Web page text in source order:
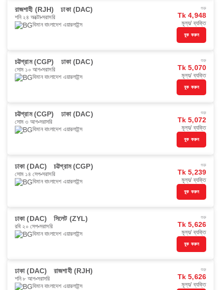
রাজশাহী (RJH) ঢাকা (DAC)
শনি ২৪ অক্টো সরাসরি
বিমান বাংলাদেশ এয়ারলাইন্স
শুরু
Tk 4,948
মূল্য/ ব্যক্তি
বুক করুন
চট্টগ্রাম (CGP) ঢাকা (DAC)
সোম ১০ আগ সরাসরি
বিমান বাংলাদেশ এয়ারলাইন্স
শুরু
Tk 5,070
মূল্য/ ব্যক্তি
বুক করুন
চট্টগ্রাম (CGP) ঢাকা (DAC)
সোম ৩ আগ সরাসরি
বিমান বাংলাদেশ এয়ারলাইন্স
শুরু
Tk 5,072
মূল্য/ ব্যক্তি
বুক করুন
ঢাকা (DAC) চট্টগ্রাম (CGP)
সোম ১৪ সেপ সরাসরি
বিমান বাংলাদেশ এয়ারলাইন্স
শুরু
Tk 5,239
মূল্য/ ব্যক্তি
বুক করুন
ঢাকা (DAC) সিলেট (ZYL)
রবি ২০ সেপ সরাসরি
বিমান বাংলাদেশ এয়ারলাইন্স
শুরু
Tk 5,626
মূল্য/ ব্যক্তি
বুক করুন
ঢাকা (DAC) রাজশাহী (RJH)
শনি ৮ আগ সরাসরি
বিমান বাংলাদেশ এয়ারলাইন্স
শুরু
Tk 5,626
মূল্য/ ব্যক্তি